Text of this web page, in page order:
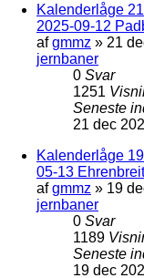
Kalenderlåge
2025-09-12
afgmmz » 21
jernbaner
0 Svar
1251
Seneste
21 dec
Kalenderlåge
05-13
afgmmz » 19
jernbaner
0 Svar
1189
Seneste
19 dec